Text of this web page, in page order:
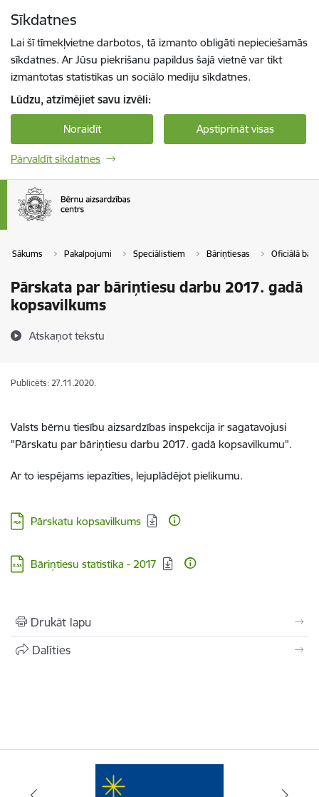
Sīkdatnes
Lai šī tīmekļvietne darbotos, tā izmanto obligāti nepieciešamās
sīkdatnes. Ar Jūsu piekrišanu papildus šajā vietnē var tikt
izmantotas statistikas un sociālo mediju sīkdatnes.
Lūdzu, atzīmējiet savu izvēli:
Noraidīt Apstiprināt visas
Pārvaldīt sīkdatnes
Sākums Pakalpojumi Speciālistiem Bāriņtiesas Oficiālā
Pārskata par bāriņtiesu darbu 2017. gadā
kopsavilkums
Atskaņot tekstu
Publicēts: 27.11.2020.
Valsts bērnu tiesību aizsardzības inspekcija ir sagatavojusi
"Pārskatu par bāriņtiesu darbu 2017. gadā kopsavilkumu".
Ar to iespējams iepazīties, lejuplādējot pielikumu.
Lejupielādēt:
Pārskatu kopsavilkums
Lejupielādēt:
Bāriņtiesu statistika - 2017
Drukāt lapu
Dalīties